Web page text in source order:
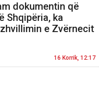
dokumentin që
Shqipëria, ka
e Zvërnecit
16 Korrik, 12:17